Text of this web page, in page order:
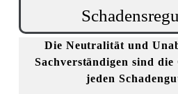
Die Neutralität und
Sachverständigen sind
jeden